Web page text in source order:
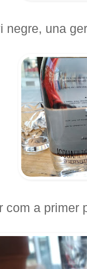
negre, una
com a primer